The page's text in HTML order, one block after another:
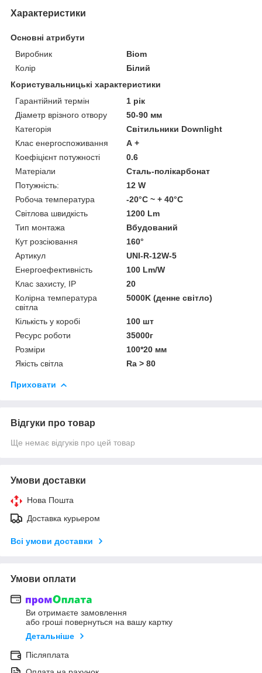
Характеристики
Основні атрибути
Виробник
Biom
Колір
Білий
Користувальницькі характеристики
Гарантійний термін
1 рік
Діаметр врізного отвору
50-90 мм
Категорія
Світильники Downlight
Клас енергоспоживання
А +
Коефіцієнт потужності
0.6
Матеріали
Сталь-полікарбонат
Потужність:
12 W
Робоча температура
-20°C ~ + 40°С
Світлова швидкість
1200 Lm
Тип монтажа
Вбудований
Кут розсіювання
160°
Артикул
UNI-R-12W-5
Енергоефективність
100 Lm/W
Клас захисту, IP
20
Колірна температура
світла
5000K (денне світло)
Кількість у коробі
100 шт
Ресурс роботи
35000г
Розміри
100*20 мм
Якість світла
Ra > 80
Приховати
Відгуки про товар
Ще немає відгуків про цей товар
Умови доставки
Нова Пошта
Доставка курьером
Всі умови доставки
Умови оплати
Ви отримаєте замовлення
або гроші повернуться на вашу картку
Детальніше
Післяплата